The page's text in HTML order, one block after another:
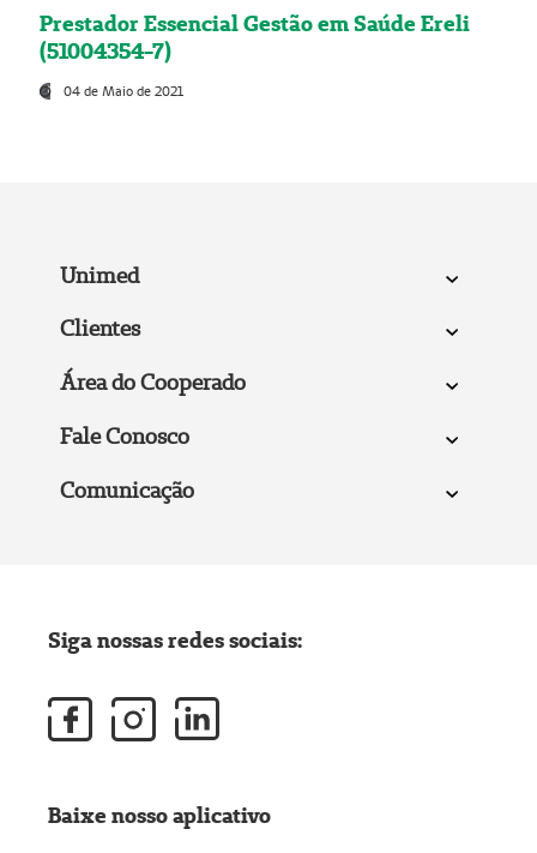
Prestador Essencial Gestão em Saúde Ereli
(51004354-7)
04 de Maio de 2021
Unimed
Clientes
Área do Cooperado
Fale Conosco
Comunicação
Siga nossas redes sociais:
Baixe nosso aplicativo